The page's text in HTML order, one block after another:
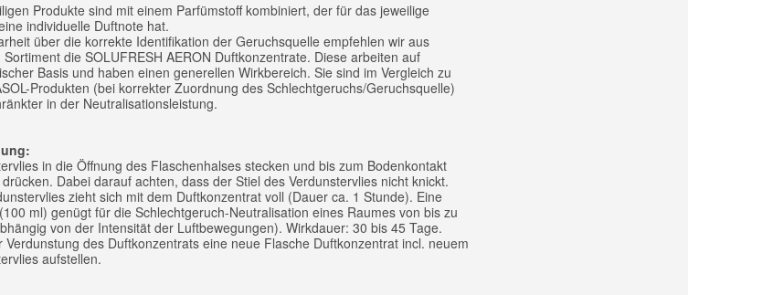
Produkte sind mit einem Parfümstoff kombiniert, der für das jeweilige
individuelle Duftnote hat.
über die korrekte Identifikation der Geruchsquelle empfehlen wir aus
Sortiment die SOLUFRESH AERON Duftkonzentrate. Diese arbeiten auf
Basis und haben einen generellen Wirkbereich. Sie sind im Vergleich zu
Produkten (bei korrekter Zuordnung des Schlechtgeruchs/Geruchsquelle)
in der Neutralisationsleistung.
in die Öffnung des Flaschenhalses stecken und bis zum Bodenkontakt
Dabei darauf achten, dass der Stiel des Verdunstervlies nicht knickt.
zieht sich mit dem Duftkonzentrat voll (Dauer ca. 1 Stunde). Eine
ml) genügt für die Schlechtgeruch-Neutralisation eines Raumes von bis zu
von der Intensität der Luftbewegungen). Wirkdauer: 30 bis 45 Tage.
Verdunstung des Duftkonzentrats eine neue Flasche Duftkonzentrat incl. neuem
aufstellen.